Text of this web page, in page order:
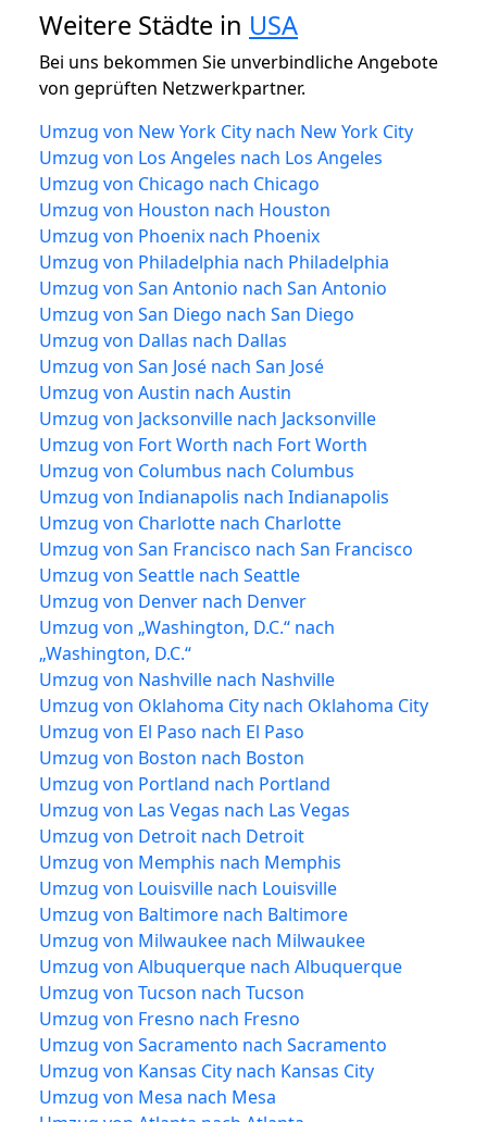
Weitere Städte in USA
Bei uns bekommen Sie unverbindliche Angebote
von geprüften Netzwerkpartner.
Umzug von New York City nach New York City
Umzug von Los Angeles nach Los Angeles
Umzug von Chicago nach Chicago
Umzug von Houston nach Houston
Umzug von Phoenix nach Phoenix
Umzug von Philadelphia nach Philadelphia
Umzug von San Antonio nach San Antonio
Umzug von San Diego nach San Diego
Umzug von Dallas nach Dallas
Umzug von San José nach San José
Umzug von Austin nach Austin
Umzug von Jacksonville nach Jacksonville
Umzug von Fort Worth nach Fort Worth
Umzug von Columbus nach Columbus
Umzug von Indianapolis nach Indianapolis
Umzug von Charlotte nach Charlotte
Umzug von San Francisco nach San Francisco
Umzug von Seattle nach Seattle
Umzug von Denver nach Denver
Umzug von „Washington, D.C.“ nach
„Washington, D.C.“
Umzug von Nashville nach Nashville
Umzug von Oklahoma City nach Oklahoma City
Umzug von El Paso nach El Paso
Umzug von Boston nach Boston
Umzug von Portland nach Portland
Umzug von Las Vegas nach Las Vegas
Umzug von Detroit nach Detroit
Umzug von Memphis nach Memphis
Umzug von Louisville nach Louisville
Umzug von Baltimore nach Baltimore
Umzug von Milwaukee nach Milwaukee
Umzug von Albuquerque nach Albuquerque
Umzug von Tucson nach Tucson
Umzug von Fresno nach Fresno
Umzug von Sacramento nach Sacramento
Umzug von Kansas City nach Kansas City
Umzug von Mesa nach Mesa